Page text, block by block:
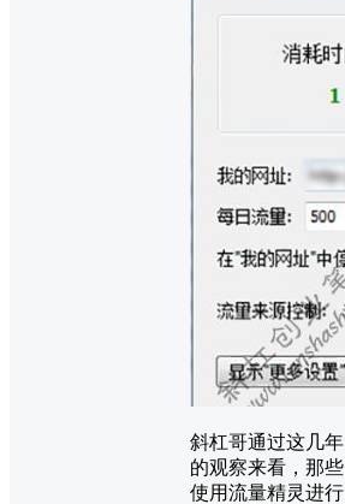
斜杠哥通过这几年
的观察来看，那些
使用流量精灵进行